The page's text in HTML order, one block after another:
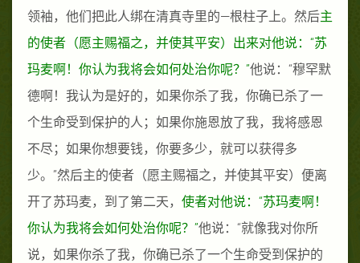
领袖，他们把此人绑在清真寺里的—根柱子上。然后主
的使者（愿主赐福之，并使其平安）出来对他说： “苏
玛麦啊！你认为我将会如何处治你呢？ ”他说： “穆罕默
德啊！我认为是好的，如果你杀了我，你确已杀了一
个生命受到保护的人；如果你施恩放了我，我将感恩
不尽；如果你想要钱，你要多少，就可以获得多
少。 ”然后主的使者 （愿主赐福之，并使其平安） 便离
开了苏玛麦，到了第二天， 使者对他说： “苏玛麦啊！
你认为我将会如何处治你呢？ ”他说： “就像我对你所
说，如果你杀了我，你确已杀了一个生命受到保护的